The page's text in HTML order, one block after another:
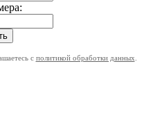
с политикой обработки данных